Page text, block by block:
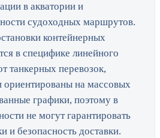
в акватории и
судоходных маршрутов.
контейнерных
в специфике линейного
танкерных перевозок,
ориентированы на массовых
графики, поэтому в
не могут гарантировать
и безопасность доставки.